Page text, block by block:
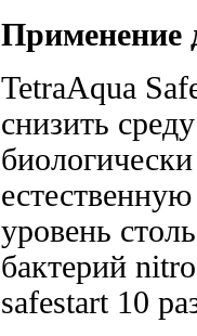
Применение
TetraAqua
снизить
уровень
бактерий
safestart10